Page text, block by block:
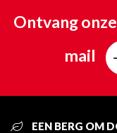
Ontvang
mail
EEN BERG OM